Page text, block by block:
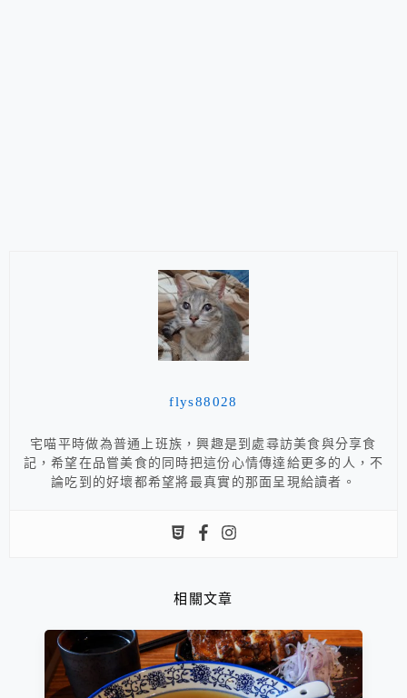
flys88028
宅喵平時做為普通上班族，興趣是到處尋訪美食與分享食
記，希望在品嘗美食的同時把這份心情傳達給更多的人，不
論吃到的好壞都希望將最真實的那面呈現給讀者。
相關文章